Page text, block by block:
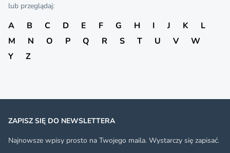
lub przeglądaj:
A B C D E F G H I J K
L
M
N O P Q R S T U V
W
Y
Z
ZAPISZ SIĘ DO NEWSLETTERA
Najnowsze wpisy prosto na Twojego maila. Wystarczy się zapisać.